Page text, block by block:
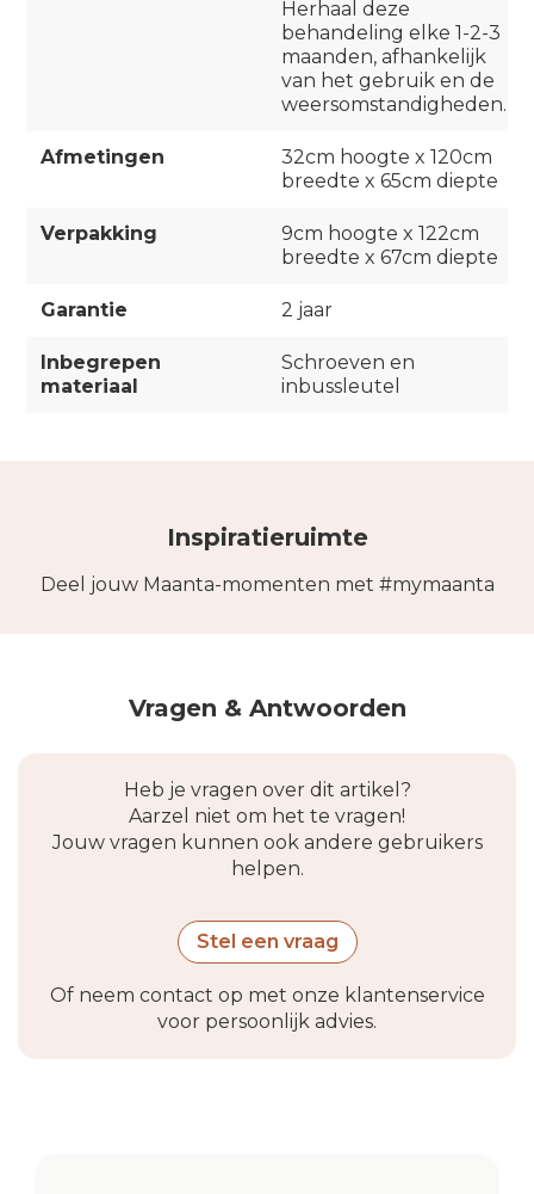
Herhaal deze
behandeling elke 1-2-3
maanden, afhankelijk
van het gebruik en de
weersomstandigheden.
Afmetingen
32cm hoogte x 120cm
breedte x 65cm diepte
Verpakking
9cm hoogte x 122cm
breedte x 67cm diepte
Garantie 2 jaar
Inbegrepen
materiaal
Schroeven en
inbussleutel
Inspiratieruimte
Deel jouw Maanta-momenten met #mymaanta
Vragen & Antwoorden
Heb je vragen over dit artikel?
Aarzel niet om het te vragen!
Jouw vragen kunnen ook andere gebruikers
helpen.
Stel een vraag
Of neem contact op met onze klantenservice
voor persoonlijk advies.